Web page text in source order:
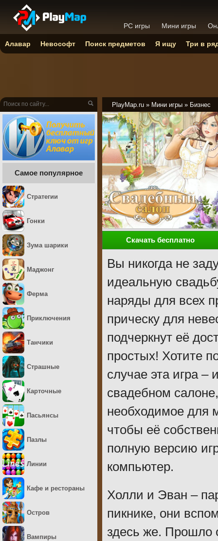
PlayMap.ru » Мини игры » Бизнес
Скачать бесплатно
Вы никогда не
идеальную
наряды для всех
прическу для
подчеркнут её
простых! Хотите
случае эта игра –
свадебном
необходимое для
чтобы её
полную версию
компьютер.
Холли и Эван –
пикнике, они
здесь же. Прошло
Самое популярное
Стратегии
Гонки
Зума шарики
Маджонг
Ферма
Приключения
Танчики
Страшные
Карточные
Пасьянсы
Пазлы
Линии
Кафе и рестораны
Остров
Вампиры
PC игры Мини игры
Алавар Невософт Поиск предметов Я ищу Три в